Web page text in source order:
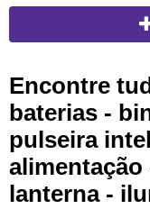
Encontre
baterias -
pulseira
lanterna -